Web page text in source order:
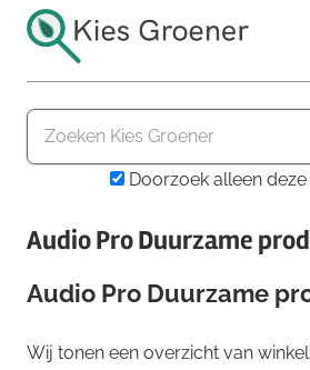
naar
inhoudKies
GroenerDoorzoek alleen
Audio Pro Duurzame
Audio Pro Duurzame
Wij tonen een overzicht van